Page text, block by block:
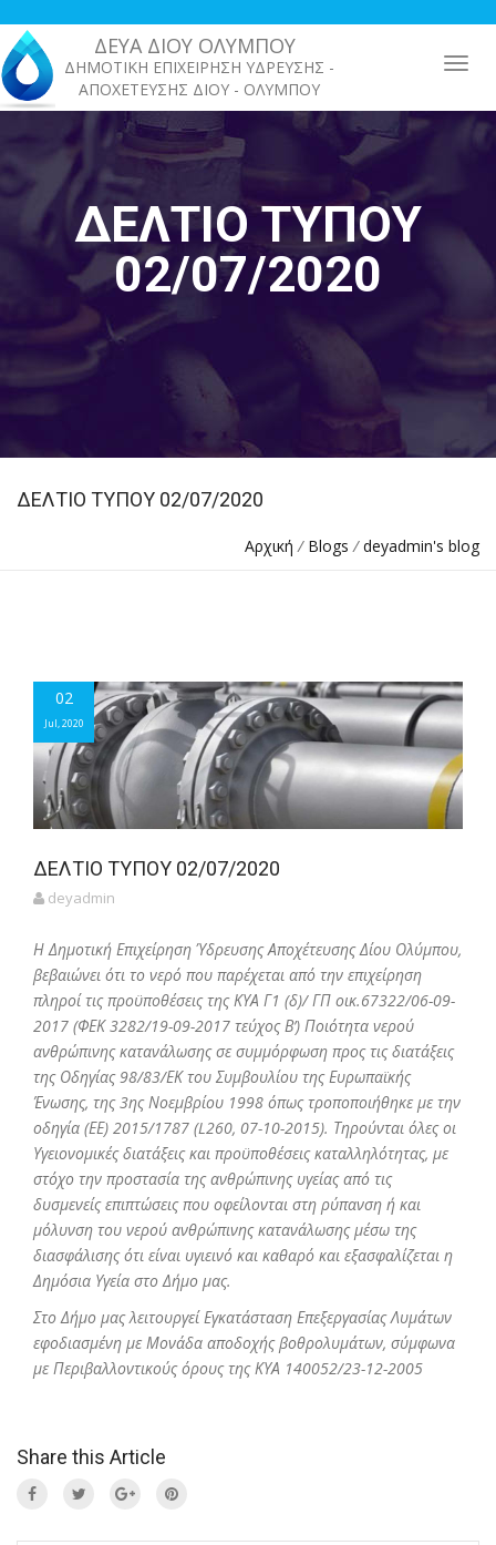
προς
το
κυρίως
περιεχόμενο
ΔΕΥΑ ΔΙΟΥ ΟΛΥΜΠΟΥ
ΔΗΜΟΤΙΚΗ ΕΠΙΧΕΙΡΗΣΗ ΥΔΡΕΥΣΗΣ -
ΑΠΟΧΕΤΕΥΣΗΣ ΔΙΟΥ - ΟΛΥΜΠΟΥ
ΔΕΛΤΙΟ ΤΥΠΟΥ
02/07/2020
ΔΕΛΤΙΟ ΤΥΠΟΥ 02/07/2020
Αρχική / Blogs /deyadmin's blog
02
Jul, 2020
02
Jul, 2020
ΔΕΛΤΙΟ ΤΥΠΟΥ 02/07/2020
deyadmin
Η Δημοτική Επιχείρηση Ύδρευσης Αποχέτευσης Δίου Ολύμπου,
βεβαιώνει ότι το νερό που παρέχεται από την επιχείρηση
πληροί τις προϋποθέσεις της ΚΥΑ Γ1 (δ)/ ΓΠ οικ.67322/06-09-
2017 (ΦΕΚ 3282/19-09-2017 τεύχος Β’) Ποιότητα νερού
ανθρώπινης κατανάλωσης σε συμμόρφωση προς τις διατάξεις
της Οδηγίας 98/83/ΕΚ του Συμβουλίου της Ευρωπαϊκής
Ένωσης, της 3ης Νοεμβρίου 1998 όπως τροποποιήθηκε με την
οδηγία (ΕΕ) 2015/1787 (L260, 07-10-2015). Τηρούνται όλες οι
Υγειονομικές διατάξεις και προϋποθέσεις καταλληλότητας, με
στόχο την προστασία της ανθρώπινης υγείας από τις
δυσμενείς επιπτώσεις που οφείλονται στη ρύπανση ή και
μόλυνση του νερού ανθρώπινης κατανάλωσης μέσω της
διασφάλισης ότι είναι υγιεινό και καθαρό και εξασφαλίζεται η
Δημόσια Υγεία στο Δήμο μας.
Στο Δήμο μας λειτουργεί Εγκατάσταση Επεξεργασίας Λυμάτων
εφοδιασμένη με Μονάδα αποδοχής βοθρολυμάτων, σύμφωνα
με Περιβαλλοντικούς όρους της ΚΥΑ 140052/23-12-2005
Share this Article